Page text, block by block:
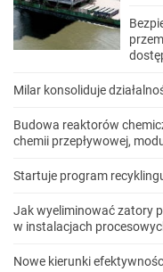
Milar konsoliduje
Budowa reaktorów
chemii przepływowej,
Startuje program
Jak wyeliminować zatory
w instalacjach
Nowe kierunki